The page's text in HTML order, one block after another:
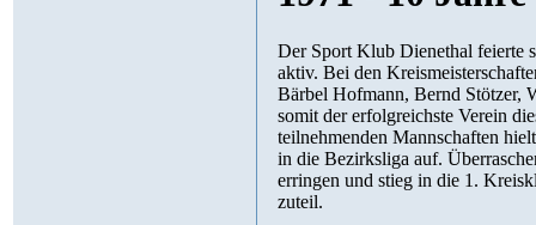
Der Sport Klub Dienethal feierte sein 10jähriges Bestehen. Der Verein zählte 100 Mitglieder, etwa
aktiv. Bei den Kreismeisterschaften holte sich
Bärbel Hofmann, Bernd Stötzer, Werner Heck, Karl-Werner Späth und Norbert Stork.
somit der erfolgreichste Verein dieser Meisterschaften. Die Leistungssteigerung der am Spielbetrieb
teilnehmenden Mannschaften hielt weiter an. Die 1. Mannschaft
in die Bezirksliga auf. Überraschend konnte die 2. Mannschaft in der 2. Kreisklasse ebenfalls den Meistertitel
erringen und stieg in die 1. Kreisklasse auf. Zum Jubiläumsjahr wurden damit dem Verein schöne Erfolge
zuteil.